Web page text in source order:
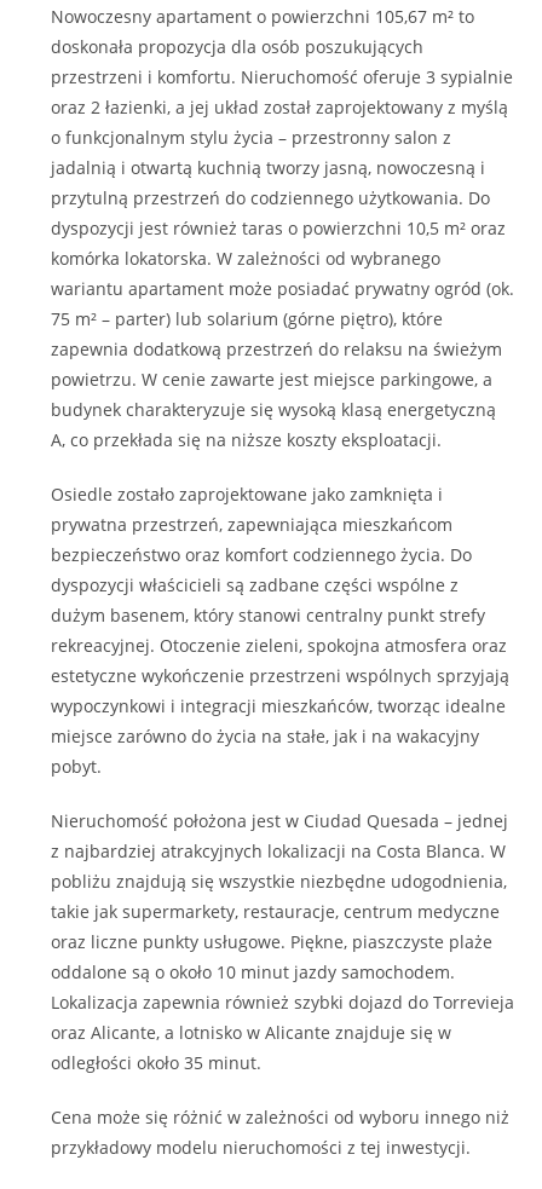
Nowoczesny apartament o powierzchni 105,67 m² to
doskonała propozycja dla osób poszukujących
przestrzeni i komfortu. Nieruchomość oferuje 3 sypialnie
oraz 2 łazienki, a jej układ został zaprojektowany z myślą
o funkcjonalnym stylu życia – przestronny salon z
jadalnią i otwartą kuchnią tworzy jasną, nowoczesną i
przytulną przestrzeń do codziennego użytkowania. Do
dyspozycji jest również taras o powierzchni 10,5 m² oraz
komórka lokatorska. W zależności od wybranego
wariantu apartament może posiadać prywatny ogród (ok.
75 m² – parter) lub solarium (górne piętro), które
zapewnia dodatkową przestrzeń do relaksu na świeżym
powietrzu. W cenie zawarte jest miejsce parkingowe, a
budynek charakteryzuje się wysoką klasą energetyczną
A, co przekłada się na niższe koszty eksploatacji.
Osiedle zostało zaprojektowane jako zamknięta i
prywatna przestrzeń, zapewniająca mieszkańcom
bezpieczeństwo oraz komfort codziennego życia. Do
dyspozycji właścicieli są zadbane części wspólne z
dużym basenem, który stanowi centralny punkt strefy
rekreacyjnej. Otoczenie zieleni, spokojna atmosfera oraz
estetyczne wykończenie przestrzeni wspólnych sprzyjają
wypoczynkowi i integracji mieszkańców, tworząc idealne
miejsce zarówno do życia na stałe, jak i na wakacyjny
pobyt.
Nieruchomość położona jest w Ciudad Quesada – jednej
z najbardziej atrakcyjnych lokalizacji na Costa Blanca. W
pobliżu znajdują się wszystkie niezbędne udogodnienia,
takie jak supermarkety, restauracje, centrum medyczne
oraz liczne punkty usługowe. Piękne, piaszczyste plaże
oddalone są o około 10 minut jazdy samochodem.
Lokalizacja zapewnia również szybki dojazd do Torrevieja
oraz Alicante, a lotnisko w Alicante znajduje się w
odległości około 35 minut.
Cena może się różnić w zależności od wyboru innego niż
przykładowy modelu nieruchomości z tej inwestycji.